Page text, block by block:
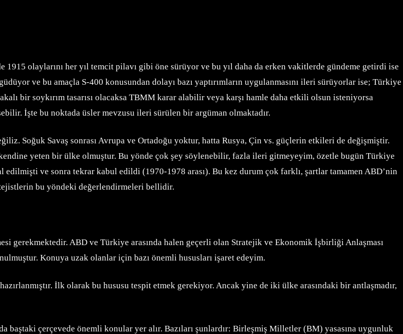
olaylarını her yıl temcit pilavı gibi öne sürüyor ve bu yıl daha da erken vakitlerde gündeme getirdi ise
ve bu amaçla S-400 konusundan dolayı bazı yaptırımların uygulanmasını ileri sürüyorlar ise; Türkiye
bir soykırım tasarısı olacaksa TBMM karar alabilir veya karşı hamle daha etkili olsun isteniyorsa
İşte bu noktada üsler mevzusu ileri sürülen bir argüman olmaktadır.
Soğuk Savaş sonrası Avrupa ve Ortadoğu yoktur, hatta Rusya, Çin vs. güçlerin etkileri de değişmiştir.
yeten bir ülke olmuştur. Bu yönde çok şey söylenebilir, fazla ileri gitmeyeyim, özetle bugün Türkiye
ve sonra tekrar kabul edildi (1970-1978 arası). Bu kez durum çok farklı, şartlar tamamen ABD’nin
bu yöndeki değerlendirmeleri bellidir.
gerekmektedir. ABD ve Türkiye arasında halen geçerli olan Stratejik ve Ekonomik İşbirliği Anlaşması
Konuya uzak olanlar için bazı önemli hususları işaret edeyim.
İlk olarak bu hususu tespit etmek gerekiyor. Ancak yine de iki ülke arasındaki bir antlaşmadır,
baştaki çerçevede önemli konular yer alır. Bazıları şunlardır: Birleşmiş Milletler (BM) yasasına uygunluk